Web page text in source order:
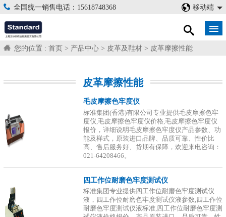
全国统一销售电话：15618748368 移动端
您的位置 : 首页 > 产品中心 > 皮革及鞋材 > 皮革摩擦性能
皮革摩擦性能
毛皮摩擦色牢度仪
标准集团(香港)有限公司专业提供毛皮摩擦色牢
度仪,毛皮摩擦色牢度仪价格,毛皮摩擦色牢度仪
报价，详细说明毛皮摩擦色牢度仪产品参数、功
能及样式，原装进口品牌、品质可靠、性价比
高、售后服务好、货期有保障，欢迎来电咨询：
021-64208466。
四工作位耐磨色牢度测试仪
标准集团专业提供四工作位耐磨色牢度测试仪
液，四工作位耐磨色牢度测试仪液参数,四工作位
耐磨色牢度测试仪液标准,四工作位耐磨色牢度测